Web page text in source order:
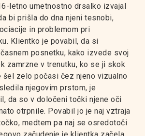
letno umetnostno drsalko izvajal
bi prišla do dna njeni tesnobi,
in problemom pri
Klientko je povabil, da si
posnetku, kako izvede svoj
zamrzne v trenutku, ko se ji skok
šel zelo počasi čez njeno vizualno
njegovim prstom, je
da so v določeni točki njene oči
otrpnile. Povabil jo je naj vztraja
medtem pa naj se osredotoči